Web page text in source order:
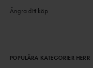
Ångra ditt köp
POPULÄRA KATEGORIER HERR